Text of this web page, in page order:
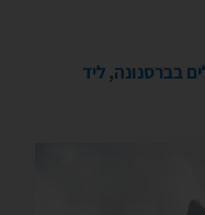
מעולים בברסנונה, ליד